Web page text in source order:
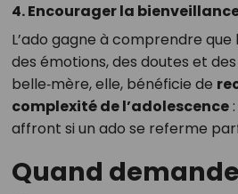
4. Encourager la
L’ado gagne à comprendre que
des émotions, des doutes et
belle‑mère, elle, bénéficie de
complexité de l’adolescence:
affront si un ado se referme
Quand